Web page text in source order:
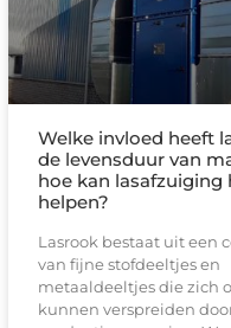
Welke invloed heeft
de levensduur van
hoe kan lasafzuiging
helpen?
Lasrook bestaat uit een
van fijne stofdeeltjes en
metaaldeeltjes die zich
kunnen verspreiden